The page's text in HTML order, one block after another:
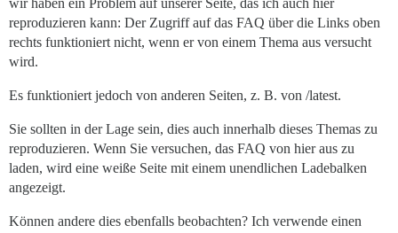
wir haben ein Problem auf unserer Seite, das ich auch hier
reproduzieren kann: Der Zugriff auf das FAQ über die Links oben
rechts funktioniert nicht, wenn er von einem Thema aus versucht
wird.
Es funktioniert jedoch von anderen Seiten, z. B. von /latest.
Sie sollten in der Lage sein, dies auch innerhalb dieses Themas zu
reproduzieren. Wenn Sie versuchen, das FAQ von hier aus zu
laden, wird eine weiße Seite mit einem unendlichen Ladebalken
angezeigt.
Können andere dies ebenfalls beobachten? Ich verwende einen